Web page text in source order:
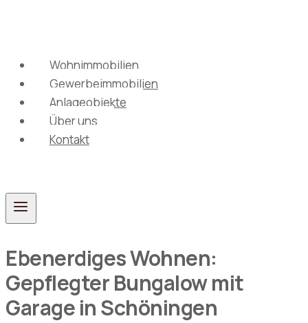
Wohnimmobilien
Gewerbeimmobilien
Anlageobjekte
Über uns
Kontakt
Ebenerdiges Wohnen:
Gepflegter Bungalow mit
Garage in Schöningen